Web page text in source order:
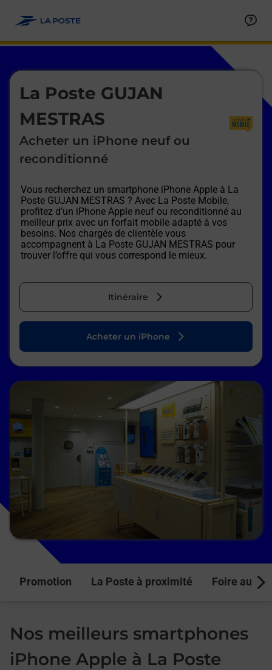
La Poste GUJAN
MESTRAS
Acheter un iPhone neuf ou
reconditionné
Vous recherchez un smartphone iPhone Apple à La
Poste GUJAN MESTRAS ? Avec La Poste Mobile,
profitez d’un iPhone Apple neuf ou reconditionné au
meilleur prix avec un forfait mobile adapté à vos
besoins. Nos chargés de clientèle vous
accompagnent à La Poste GUJAN MESTRAS pour
trouver l’offre qui vous correspond le mieux.
Itinéraire
Le lien s'ouvre dans un nouvel onglet
Acheter un iPhone
Promotion La Poste à proximité Foire aux
Nos meilleurs smartphones
iPhone Apple à La Poste